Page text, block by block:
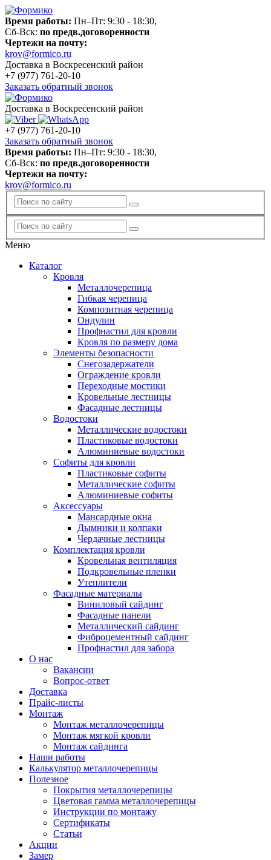
Время работы: Пн–Пт: 9:30 - 18:30,
Сб-Вск: по предв.договоренности
Чертежи на почту:
krov@formico.ru
Доставка в Воскресенский район
+7 (977) 761-20-10
Заказать обратный звонок
Доставка в Воскресенский район
+7 (977) 761-20-10
Заказать обратный звонок
Время работы: Пн–Пт: 9:30 - 18:30,
Сб-Вск: по предв.договоренности
Чертежи на почту:
krov@formico.ru
Меню
Каталог
Кровля
Металлочерепица
Гибкая черепица
Композитная черепица
Ондулин
Профнастил для кровли
Кровля по размеру дома
Элементы безопасности
Снегозадержатели
Ограждение кровли
Переходные мостики
Кровельные лестницы
Фасадные лестницы
Водостоки
Металлические водостоки
Пластиковые водостоки
Алюминиевые водостоки
Софиты для кровли
Пластиковые софиты
Металлические софиты
Алюминиевые софиты
Аксессуары
Мансардные окна
Дымники и колпаки
Чердачные лестницы
Комплектация кровли
Кровельная вентиляция
Подкровельные пленки
Утеплители
Фасадные материалы
Виниловый сайдинг
Фасадные панели
Металлический сайдинг
Фиброцементный сайдинг
Профнастил для забора
О нас
Вакансии
Вопрос-ответ
Доставка
Прайс-листы
Монтаж
Монтаж металлочерепицы
Монтаж мягкой кровли
Монтаж сайдинга
Наши работы
Калькулятор металлочерепицы
Полезное
Покрытия металлочерепицы
Цветовая гамма металлочерепицы
Инструкции по монтажу
Сертификаты
Статьи
Акции
Замер